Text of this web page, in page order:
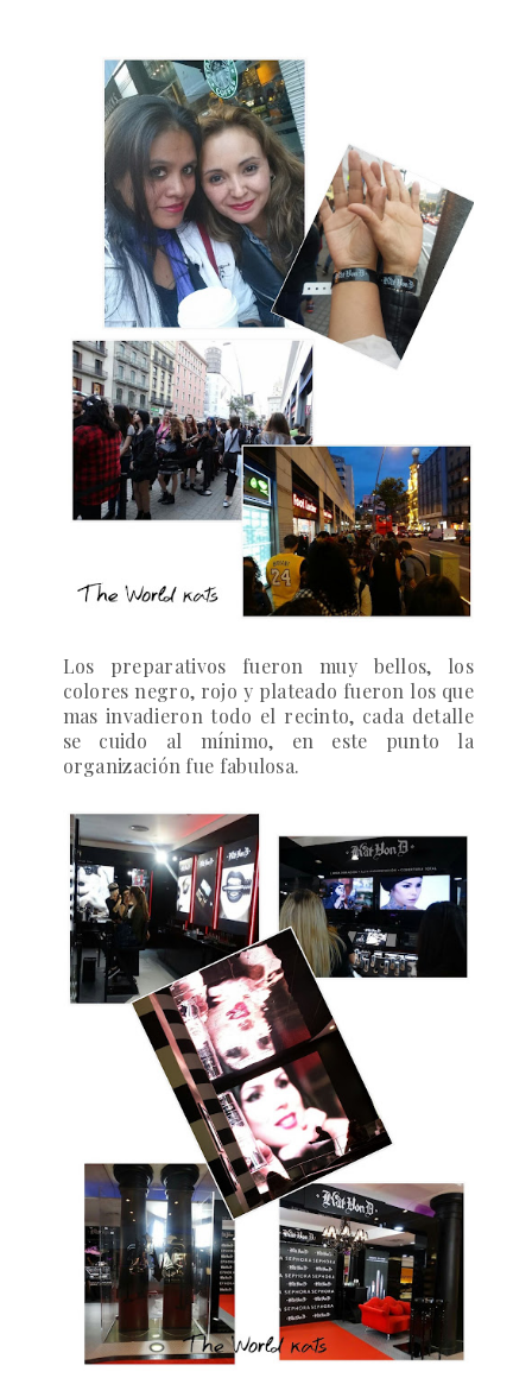
Los preparativos fueron muy bellos, los
colores negro, rojo y plateado fueron los que
mas invadieron todo el recinto, cada detalle
se cuido al mínimo, en este punto la
organización fue fabulosa.